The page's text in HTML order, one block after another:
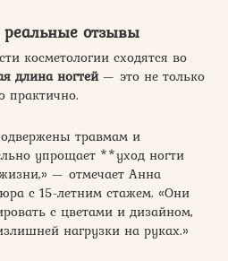
отзывы
косметологии сходятся во
длина ногтей— это не только
практично.
травмам и
упрощает **уход ногти
— отмечает Анна
с 15-летним стажем. «Они
с цветами и дизайном,
нагрузки на руках.»